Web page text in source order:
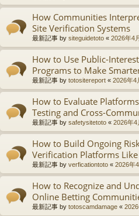
How Communities
Site Verification Systems
最新記事 by siteguidetoto « 2026年4
How to Use Public-
Programs to Make
最新記事 by totositereport « 2026年4
How to Evaluate
Testing and Cross-
最新記事 by safetysitetoto « 2026年4
How to Build Ongoing
Verification Platforms Like
最新記事 by verficationtoto « 2026年
How to Recognize and
Online Betting
最新記事 by totoscamdamage «